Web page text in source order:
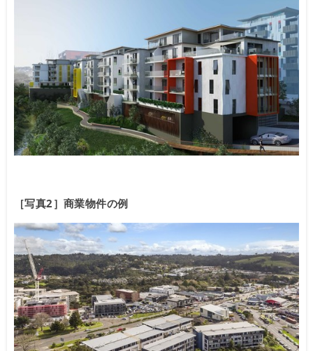
［写真2］商業物件の例